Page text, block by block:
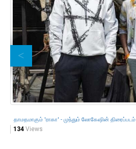
தாமதமாகும் 'ராகா' - முந்தும் லோகேஷின் திரைப்படம்
134 Views